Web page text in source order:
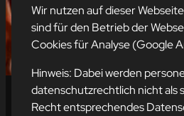
Wir nutzen auf dieser
sind für den Betrieb der
Cookies für Analyse (Google
Hinweis: Dabei werden
datenschutzrechtlich nicht als
Recht entsprechendes